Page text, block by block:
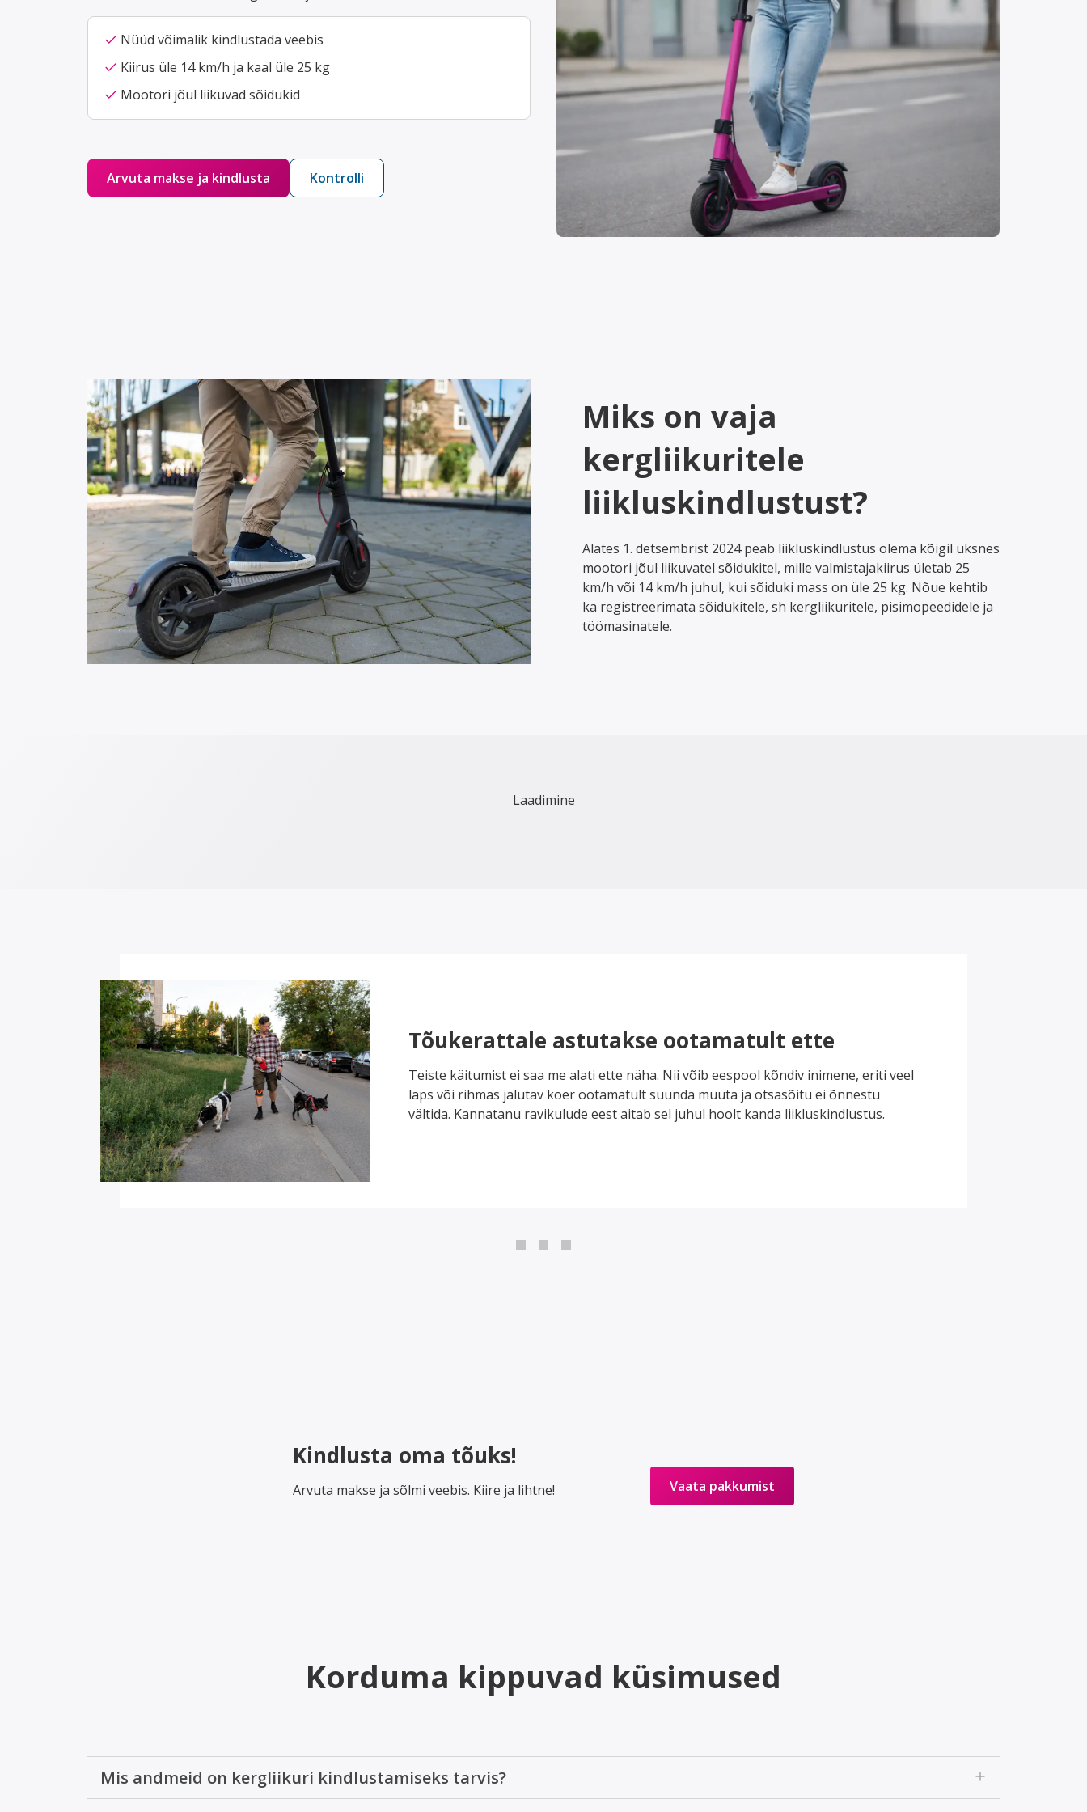
lihtsalt sobivaimas
Kaitseb meresõidukit selle
kasutamisel, transportimisel ja
hoiustamisel.
check Nüüd võimalik kindlustada veebis
check Kiirus üle 14 km/h ja kaal üle 25 kg
check Mootori jõul liikuvad sõidukid
Arvuta makse ja kindlusta Kontrolli
Miks on vaja
kergliikuritele
liikluskindlustust?
Alates 1. detsembrist 2024 peab liikluskindlustus olema kõigil üksnes
mootori jõul liikuvatel sõidukitel, mille valmistajakiirus ületab 25
km/h või 14 km/h juhul, kui sõiduki mass on üle 25 kg. Nõue kehtib
ka registreerimata sõidukitele, sh kergliikuritele, pisimopeedidele ja
töömasinatele.
Laadimine
Tõukerattale astutakse ootamatult ette
Teiste käitumist ei saa me alati ette näha. Nii võib eespool kõndiv inimene, eriti veel
laps või rihmas jalutav koer ootamatult suunda muuta ja otsasõitu ei õnnestu
vältida. Kannatanu ravikulude eest aitab sel juhul hoolt kanda liikluskindlustus.
Kindlusta oma tõuks!
Arvuta makse ja sõlmi veebis. Kiire ja lihtne! Vaata pakkumist
Korduma kippuvad küsimused
Mis andmeid on kergliikuri kindlustamiseks tarvis? add